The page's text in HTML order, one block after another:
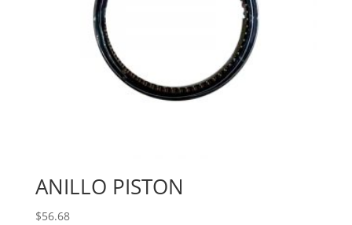
ANILLO PISTON
$56.68